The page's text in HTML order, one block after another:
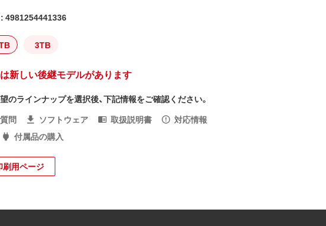
4981254441336
3TB
新しい後継モデルがあります
のラインナップを選択後、下記情報をご確認ください。
問
ソフトウェア 取扱説明書
対応情報
付属品の購入
刷用ページ